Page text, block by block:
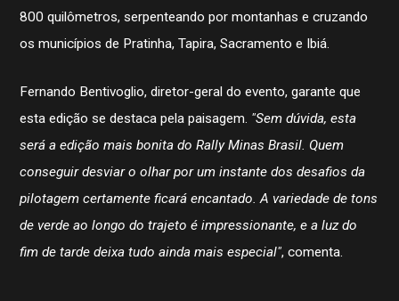
800 quilômetros, serpenteando por montanhas e cruzando
os municípios de Pratinha, Tapira, Sacramento e Ibiá.
Fernando Bentivoglio, diretor-geral do evento, garante que
esta edição se destaca pela paisagem. "Sem dúvida, esta
será a edição mais bonita do Rally Minas Brasil. Quem
conseguir desviar o olhar por um instante dos desafios da
pilotagem certamente ficará encantado. A variedade de tons
de verde ao longo do trajeto é impressionante, e a luz do
fim de tarde deixa tudo ainda mais especial", comenta.